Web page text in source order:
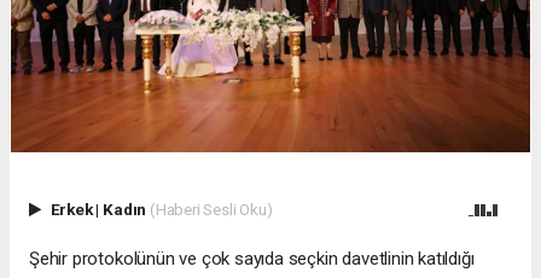
Erkek| Kadın (Haberi Sesli Oku)
Şehir protokolünün ve çok sayıda seçkin davetlinin katıldığı